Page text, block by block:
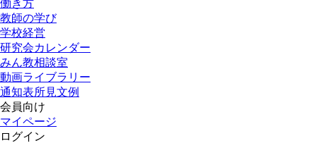
働き方
教師の学び
学校経営
研究会カレンダー
みん教相談室
動画ライブラリー
通知表所見文例
会員向け
マイページ
ログイン